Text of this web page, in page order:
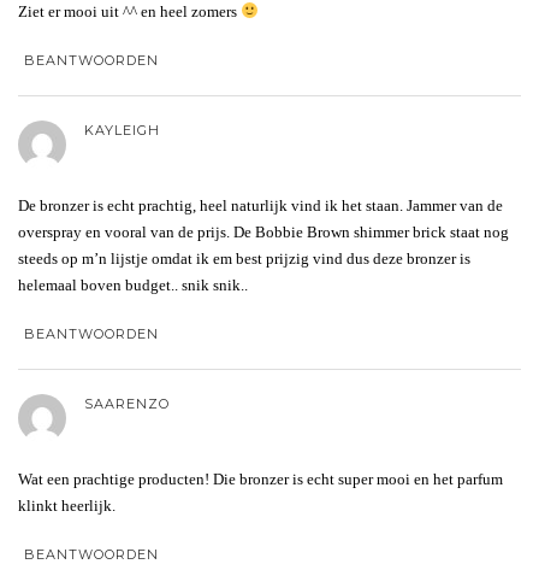
Ziet er mooi uit ^^ en heel zomers
BEANTWOORDEN
KAYLEIGH
De bronzer is echt prachtig, heel naturlijk vind ik het staan. Jammer van de
overspray en vooral van de prijs. De Bobbie Brown shimmer brick staat nog
steeds op m’n lijstje omdat ik em best prijzig vind dus deze bronzer is
helemaal boven budget.. snik snik..
BEANTWOORDEN
SAARENZO
Wat een prachtige producten! Die bronzer is echt super mooi en het parfum
klinkt heerlijk.
BEANTWOORDEN